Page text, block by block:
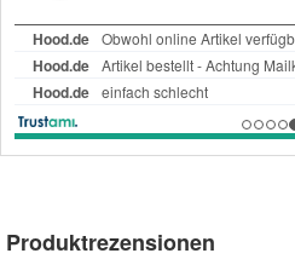
Produktrezensionen